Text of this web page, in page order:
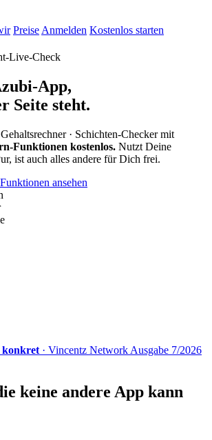
Preise Anmelden Kostenlos starten
Live-Check
App,
Seite steht.
· Schichten-Checker mit
Funktionen kostenlos. Nutzt Deine
ist auch alles andere für Dich frei.
Funktionen ansehen
konkret · Vincentz Network Ausgabe 7/2026
keine andere App kann